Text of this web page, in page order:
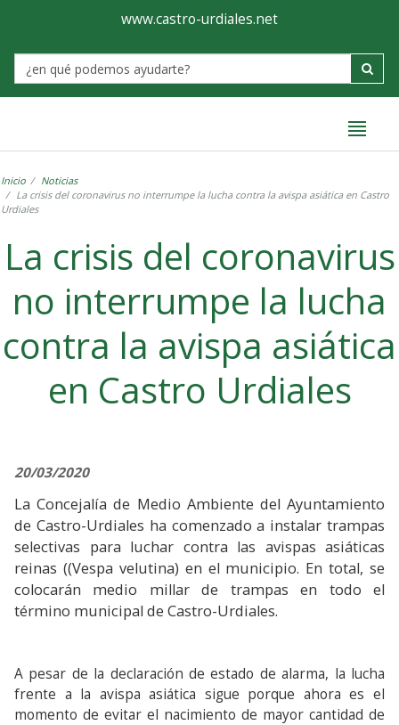
Ayuntamiento
de
Castro-
www.castro-urdiales.net
Label
Inicio
Noticias
La crisis del coronavirus no interrumpe la lucha contra la avispa asiática en Castro
Urdiales
La crisis del coronavirus
no interrumpe la lucha
contra la avispa asiática
en Castro Urdiales
20/03/2020
La Concejalía de Medio Ambiente del Ayuntamiento
de Castro-Urdiales ha comenzado a instalar trampas
selectivas para luchar contra las avispas asiáticas
reinas ((Vespa velutina) en el municipio. En total, se
colocarán medio millar de trampas en todo el
término municipal de Castro-Urdiales.
A pesar de la declaración de estado de alarma, la lucha
frente a la avispa asiática sigue porque ahora es el
momento de evitar el nacimiento de mayor cantidad de